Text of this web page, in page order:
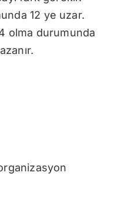
12 ye uzar.
olma durumunda